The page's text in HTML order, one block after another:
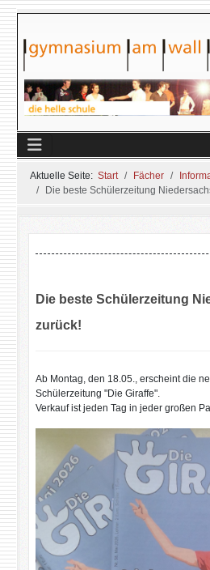
Aktuelle Seite: Start Fächer
Die beste Schülerzeitung
Die beste Schülerzeitung
zurück!
Ab Montag, den 18.05., erscheint die
Schülerzeitung "Die Giraffe".
Verkauf ist jeden Tag in jeder großen